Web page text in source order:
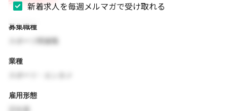
募集職種
スポーツ関連職
業種
雇用形態
新着求人を毎週メルマガで受け取れる